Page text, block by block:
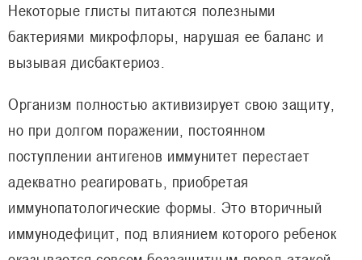
Некоторые глисты питаются полезными
бактериями микрофлоры, нарушая ее баланс и
вызывая дисбактериоз.
Организм полностью активизирует свою защиту,
но при долгом поражении, постоянном
поступлении антигенов иммунитет перестает
адекватно реагировать, приобретая
иммунопатологические формы. Это вторичный
иммунодефицит, под влиянием которого ребенок